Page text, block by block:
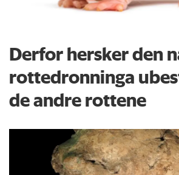
Derfor hersker den
rottedronninga
de andre rottene